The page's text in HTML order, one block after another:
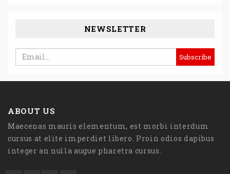
NEWSLETTER
ABOUT US
Maecenas mauris elementum, est morbi interdum
cursus at elite imperdiet libero. Proin odios dapibus
integer an nulla augue pharetra cursus.